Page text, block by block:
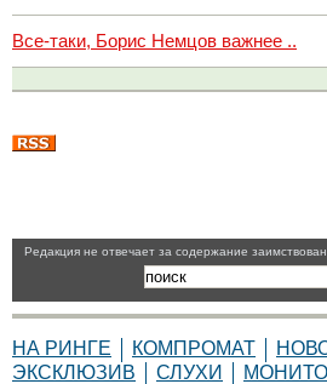
Все-таки, Борис Немцов важнее ..
Pедакция не отвечает за содержание
НА РИНГЕ КОМПРОМАТ
ЭКСКЛЮЗИВ
СЛУХИ